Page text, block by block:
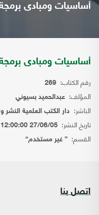
أساسيات ومبادى برمجة
أساسيات ومبادى برمجة
رقم الكتاب: 269
المؤلف: عبدالحميد بسيوني
الناشر: دار الكتب العلمية النشر
تاريخ النشر: 27/06/05 12:00:00 AM
القسم: { غير مستخدم}
اتصل بنا